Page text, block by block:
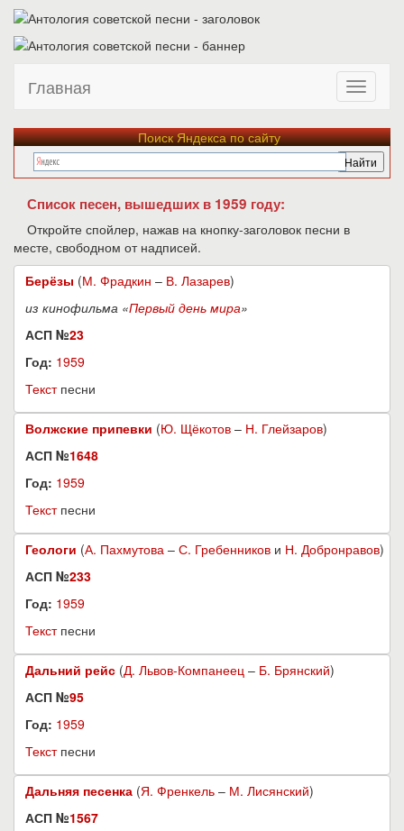
Главная
Поиск Яндекса по сайту
Список песен, вышедших в 1959 году:
Откройте спойлер, нажав на кнопку-заголовок песни в
месте, свободном от надписей.
Берёзы (М. Фрадкин – В. Лазарев)
из кинофильма «Первый день мира»
АСП №23
Год: 1959
Текстпесни
Волжские припевки (Ю. Щёкотов – Н. Глейзаров)
АСП №1648
Год: 1959
Текстпесни
Геологи (А. Пахмутова – С. Гребенников и Н. Добронравов)
АСП №233
Год: 1959
Текстпесни
Дальний рейс (Д. Львов-Компанеец – Б. Брянский)
АСП №95
Год: 1959
Текстпесни
Дальняя песенка (Я. Френкель – М. Лисянский)
АСП №1567